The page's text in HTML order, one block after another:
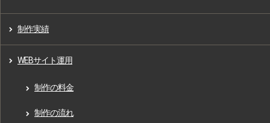
制作実績
WEBサイト運用
制作の料金
制作の流れ